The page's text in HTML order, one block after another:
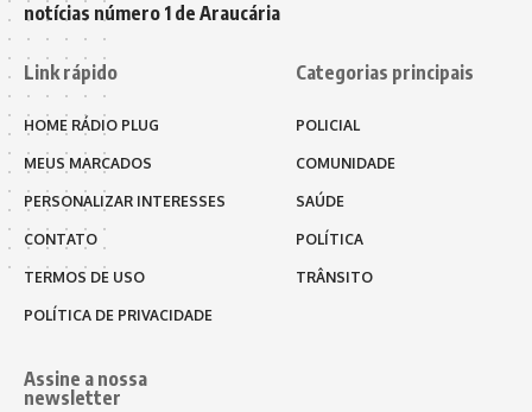
notícias número 1 de Araucária
Link rápido
HOME RÁDIO PLUG
MEUS MARCADOS
PERSONALIZAR INTERESSES
CONTATO
TERMOS DE USO
POLÍTICA DE PRIVACIDADE
Categorias principais
POLICIAL
COMUNIDADE
SAÚDE
POLÍTICA
TRÂNSITO
Assine a nossa
newsletter